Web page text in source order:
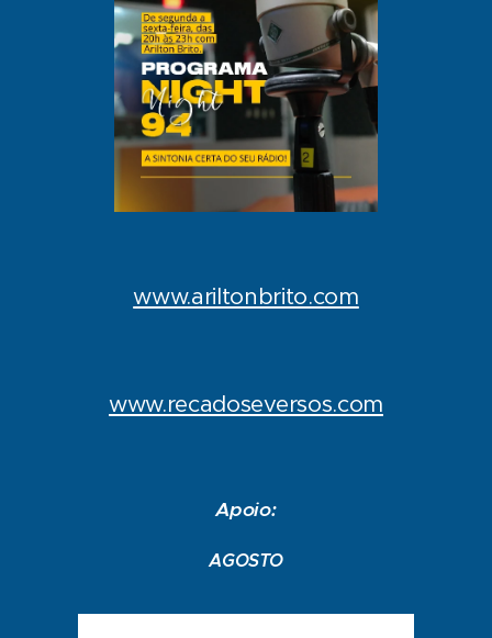
www.ariltonbrito.com
www.recadoseversos.com
Apoio:
AGOSTO